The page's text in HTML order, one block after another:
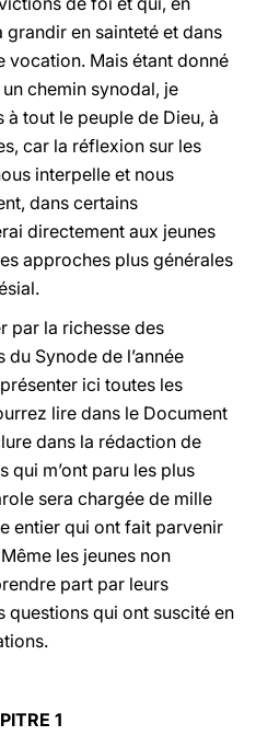
en sainteté et dans
vocation. Mais étant donné
un chemin synodal, je
à tout le peuple de Dieu, à
car la réflexion sur les
interpelle et nous
dans certains
directement aux jeunes
approches plus générales
par la richesse des
Synode de l’année
ici toutes les
lire dans le Document
dans la rédaction de
m’ont paru les plus
sera chargée de mille
entier qui ont fait parvenir
les jeunes non
part par leurs
questions qui ont suscité en
1